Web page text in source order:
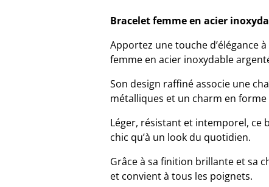
Bracelet femme en acier
Apportez une touche d’élégance
femme en acier inoxydable
Son design raffiné associe une
métalliques et un charm en
Léger, résistant et intemporel, ce
chic qu’à un look du quotidien.
Grâce à sa finition brillante et sa
et convient à tous les poignets.